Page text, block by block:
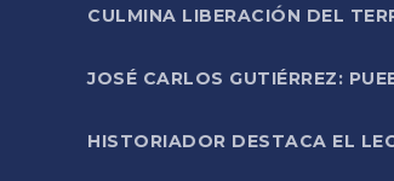
CULMINA LIBERACIÓN DEL
JOSÉ CARLOS GUTIÉRREZ:
HISTORIADOR DESTACA EL